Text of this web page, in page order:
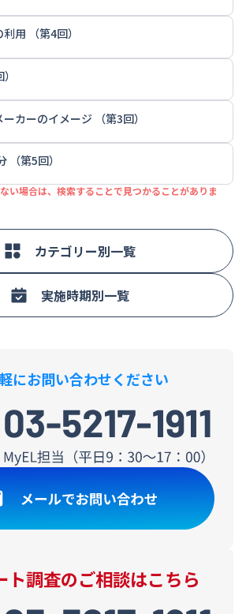
用 （第4回）
カーのイメージ （第3回）
（第5回）
い場合は、検索することで見つかることがありま
カテゴリー別一覧
実施時期別一覧
にお問い合わせください
ト調査のご相談はこちら